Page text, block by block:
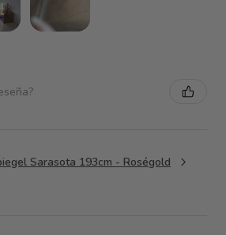
Sarasota 193cm - Roségold